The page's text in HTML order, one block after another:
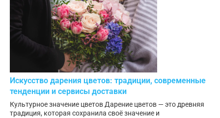
Искусство дарения цветов: традиции, современные
тенденции и сервисы доставки
Культурное значение цветов Дарение цветов — это древняя
традиция, которая сохранила своё значение и